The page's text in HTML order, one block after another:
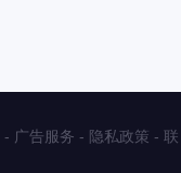
- 广告服务 - 隐私政策 - 联